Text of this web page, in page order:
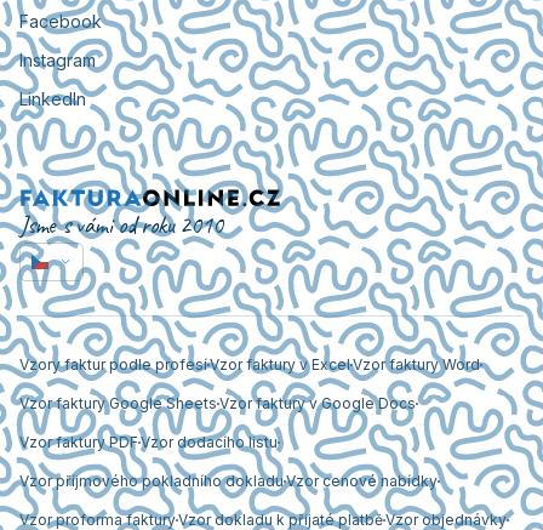
Facebook
Instagram
LinkedIn
Jsme s vámi od roku 2010
Vzory faktur podle profesíVzor faktury v ExcelVzor faktury Word
Vzor faktury Google Sheets Vzor faktury v Google Docs
Vzor faktury PDF Vzor dodacího listu
Vzor příjmového pokladního dokladuVzor cenové nabídky
Vzor proforma fakturyVzor dokladu k přijaté platběVzor objednávky